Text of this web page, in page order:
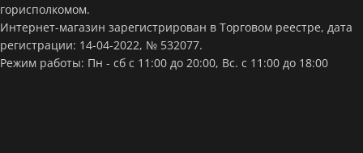
горисполкомом.
Интернет-магазин зарегистрирован в Торговом реестре, дата
регистрации: 14-04-2022, № 532077.
Режим работы: Пн - сб с 11:00 до 20:00, Вс. с 11:00 до 18:00